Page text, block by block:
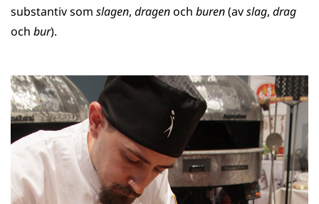
substantiv som slagen, dragenoch buren(avslag, drag
och bur).